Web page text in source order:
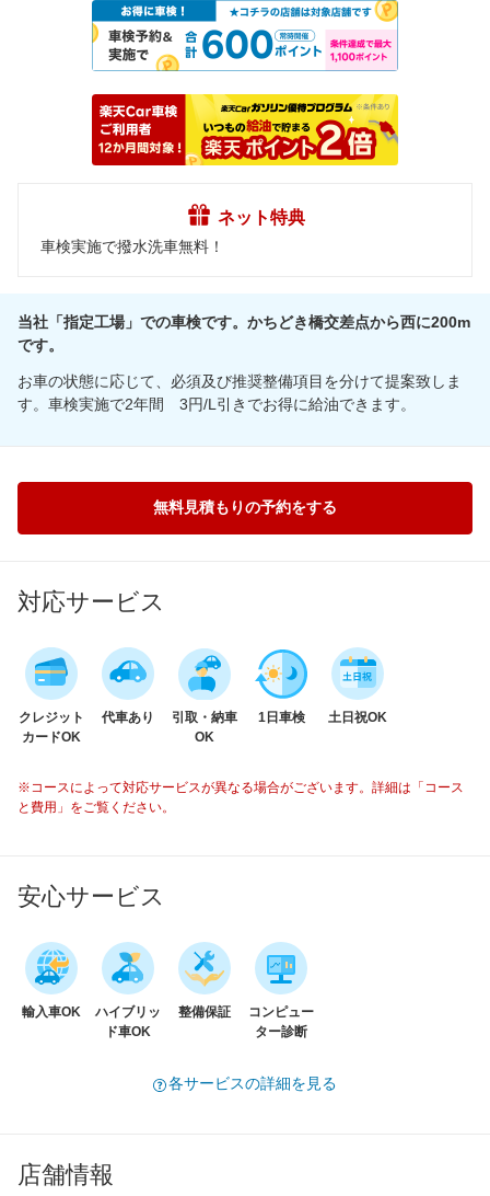
ネット特典
車検実施で撥水洗車無料！
当社「指定工場」での車検です。かちどき橋交差点から西に200m
です。
お車の状態に応じて、必須及び推奨整備項目を分けて提案致しま
す。車検実施で2年間 3円/L引きでお得に給油できます。
無料見積もりの予約をする
対応サービス
クレジット
カードOK
代車あり
引取・納車
OK
1日車検 土日祝OK
※コースによって対応サービスが異なる場合がございます。詳細は「コース
と費用」をご覧ください。
安心サービス
輸入車OK
ハイブリッ
ド車OK
整備保証
コンピュー
ター診断
各サービスの詳細を見る
店舗情報